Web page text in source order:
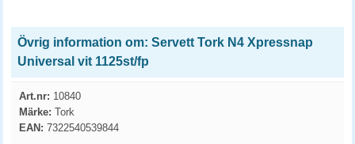
Övrig information om: Servett Tork N4 Xpressnap
Universal vit 1125st/fp
Art.nr: 10840
Märke: Tork
EAN: 7322540539844